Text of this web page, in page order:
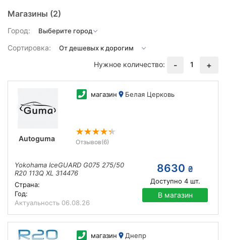
Магазины (2)
Город:
Сортировка:
Нужное количество:
- 1 +
Autoguma
магазин Белая Церковь
Отзывов(6)
Yokohama IceGUARD G075 275/50
R20 113Q XL 314476
Страна:
Год:
Актуальность 06.08.26
8630 ₴
Доступно 4шт.
В магазин
магазин Днепр